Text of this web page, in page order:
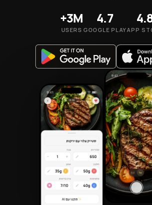
APP
4.7
GOOGLE PLAY
3M+
USERS